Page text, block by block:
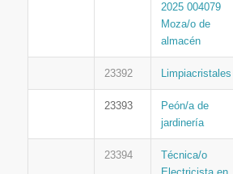
2025 004079
Moza/o de
almacén
23392 Limpiacristales
23393
Peón/a de
jardinería
23394
Técnica/o